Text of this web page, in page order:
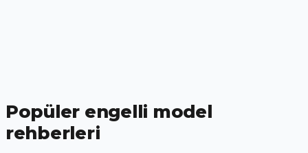
Popüler engelli model
rehberleri